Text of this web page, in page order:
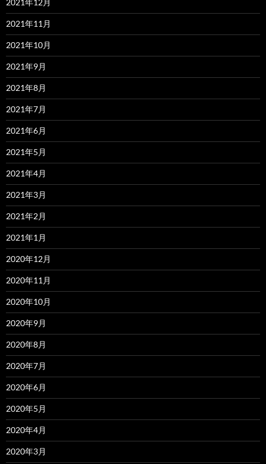
2021年12月
2021年11月
2021年10月
2021年9月
2021年8月
2021年7月
2021年6月
2021年5月
2021年4月
2021年3月
2021年2月
2021年1月
2020年12月
2020年11月
2020年10月
2020年9月
2020年8月
2020年7月
2020年6月
2020年5月
2020年4月
2020年3月